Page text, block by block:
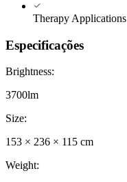
Therapy Applications
Especificações
Brightness:
3700lm
Size:
153 × 236 × 115 cm
Weight: